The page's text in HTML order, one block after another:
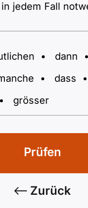
jedem Fall
dann
dass
grösser
Zurück
Prüfen